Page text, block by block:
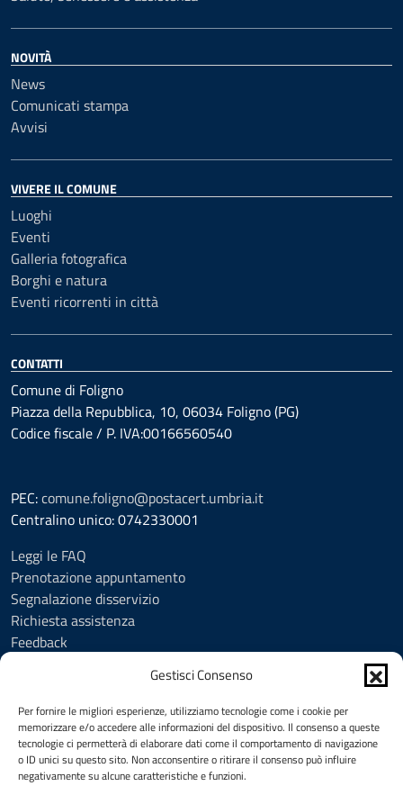
Gestisci Consenso
Per fornire le migliori esperienze, utilizziamo tecnologie come i cookie per
memorizzare e/o accedere alle informazioni del dispositivo. Il consenso a queste
tecnologie ci permetterà di elaborare dati come il comportamento di navigazione
o ID unici su questo sito. Non acconsentire o ritirare il consenso può influire
negativamente su alcune caratteristiche e funzioni.
NOVITÀ
News
Comunicati stampa
Avvisi
VIVERE IL COMUNE
Luoghi
Eventi
Galleria fotografica
Borghi e natura
Eventi ricorrenti in città
CONTATTI
Comune di Foligno
Piazza della Repubblica, 10, 06034 Foligno (PG)
Codice fiscale / P. IVA:00166560540
PEC:comune.foligno@postacert.umbria.it
Centralino unico: 0742330001
Leggi le FAQ
Prenotazione appuntamento
Segnalazione disservizio
Richiesta assistenza
Feedback
Informativa privacy
Cookie Policy (UE)
Social Media Policy
Note legali